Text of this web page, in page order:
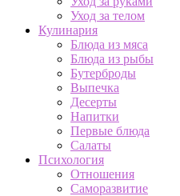
Уход за телом
Кулинария
Блюда из мяса
Блюда из рыбы
Бутерброды
Выпечка
Десерты
Напитки
Первые блюда
Салаты
Психология
Отношения
Саморазвитие